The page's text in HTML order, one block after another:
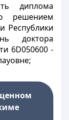
диплома
решением
Республики
доктора
6D050600 -